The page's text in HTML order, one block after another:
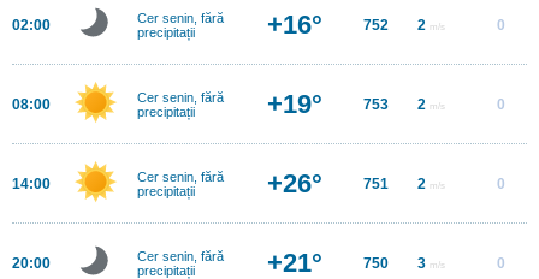
02:00
Cer senin, fără
precipitații
+16° 752 2 m/s 0
08:00
Cer senin, fără
precipitații
+19° 753 2 m/s 0
14:00
Cer senin, fără
precipitații
+26° 751 2 m/s 0
20:00
Cer senin, fără
precipitații
+21° 750 3 m/s 0